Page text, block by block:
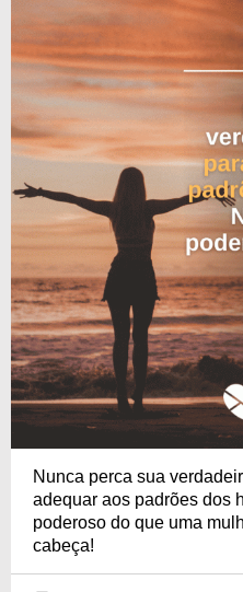
Nunca perca sua
adequar aos padrões dos
poderoso do que uma
cabeça!